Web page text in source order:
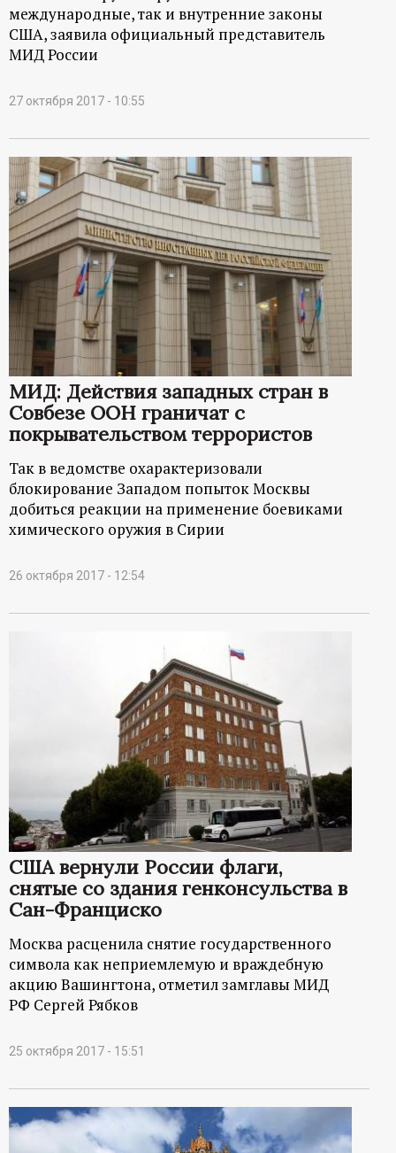
международные, так и внутренние законы
США, заявила официальный представитель
МИД России
27 октября 2017 - 10:55
МИД: Действия западных стран в
Совбезе ООН граничат с
покрывательством террористов
Так в ведомстве охарактеризовали
блокирование Западом попыток Москвы
добиться реакции на применение боевиками
химического оружия в Сирии
26 октября 2017 - 12:54
США вернули России флаги,
снятые со здания генконсульства в
Сан-Франциско
Москва расценила снятие государственного
символа как неприемлемую и враждебную
акцию Вашингтона, отметил замглавы МИД
РФ Сергей Рябков
25 октября 2017 - 15:51